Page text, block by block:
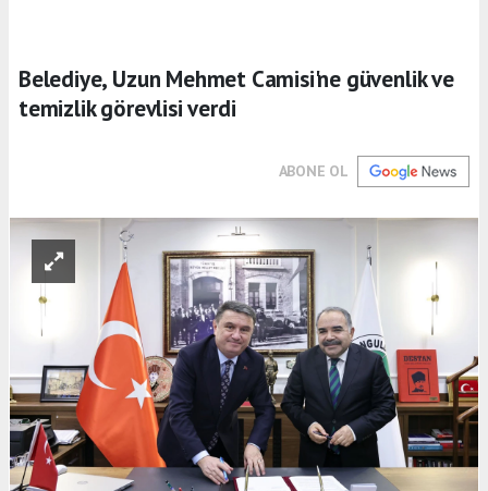
Belediye, Uzun Mehmet Camisi'ne güvenlik ve
temizlik görevlisi verdi
ABONE OL